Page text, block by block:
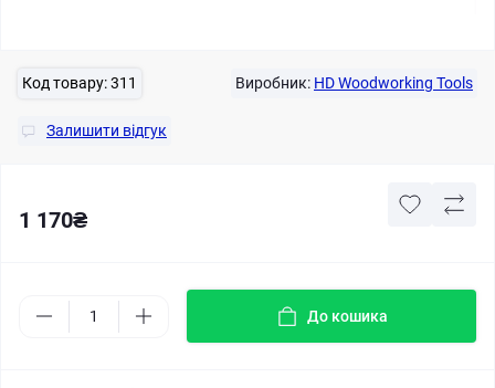
Код товару:311 Виробник: HD Woodworking Tools
Залишити відгук
1 170₴
До кошика